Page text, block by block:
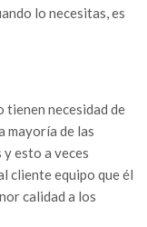
lo necesitas, es
tienen necesidad de
mayoría de las
esto a veces
cliente equipo que él
calidad a los